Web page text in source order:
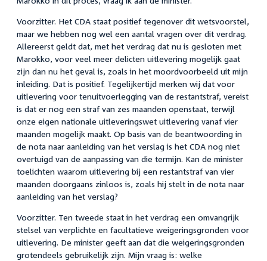
Voorzitter. Het CDA staat positief tegenover dit wetsvoorstel,
maar we hebben nog wel een aantal vragen over dit verdrag.
Allereerst geldt dat, met het verdrag dat nu is gesloten met
Marokko, voor veel meer delicten uitlevering mogelijk gaat
zijn dan nu het geval is, zoals in het moordvoorbeeld uit mijn
inleiding. Dat is positief. Tegelijkertijd merken wij dat voor
uitlevering voor tenuitvoerlegging van de restantstraf, vereist
is dat er nog een straf van zes maanden openstaat, terwijl
onze eigen nationale uitleveringswet uitlevering vanaf vier
maanden mogelijk maakt. Op basis van de beantwoording in
de nota naar aanleiding van het verslag is het CDA nog niet
overtuigd van de aanpassing van die termijn. Kan de minister
toelichten waarom uitlevering bij een restantstraf van vier
maanden doorgaans zinloos is, zoals hij stelt in de nota naar
aanleiding van het verslag?
Voorzitter. Ten tweede staat in het verdrag een omvangrijk
stelsel van verplichte en facultatieve weigeringsgronden voor
uitlevering. De minister geeft aan dat die weigeringsgronden
grotendeels gebruikelijk zijn. Mijn vraag is: welke